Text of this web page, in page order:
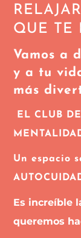
QUE TE
Vamos a
y a tu
más
EL CLUB
Un espacio
Es increíble
queremos